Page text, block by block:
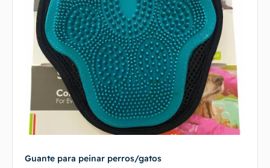
Guante para peinar perros/gatos